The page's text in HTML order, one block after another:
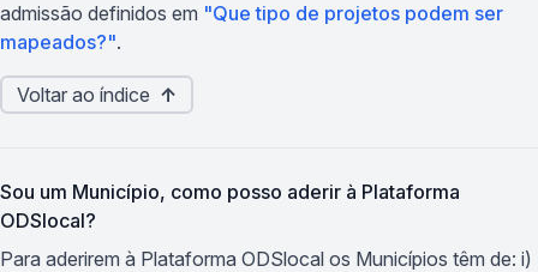
admissão definidos em "Que tipo de projetos podem ser
mapeados?".
Voltar ao índice ↑
Sou um Município, como posso aderir à Plataforma
ODSlocal?
Para aderirem à Plataforma ODSlocal os Municípios têm de: i)